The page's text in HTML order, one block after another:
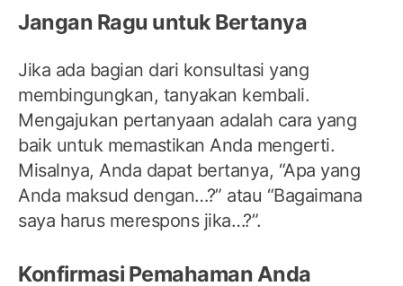
Jangan Ragu untuk Bertanya
Jika ada bagian dari konsultasi yang
membingungkan, tanyakan kembali.
Mengajukan pertanyaan adalah cara yang
baik untuk memastikan Anda mengerti.
Misalnya, Anda dapat bertanya, “Apa yang
Anda maksud dengan…?” atau “Bagaimana
saya harus merespons jika…?”.
Konfirmasi Pemahaman Anda